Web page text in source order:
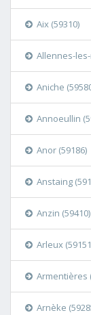
Aix (59310)
Allennes-
Aniche
Annoeullin
Anor (59186)
Anstaing
Anzin (59410)
Arleux
Armentières
Arnèke